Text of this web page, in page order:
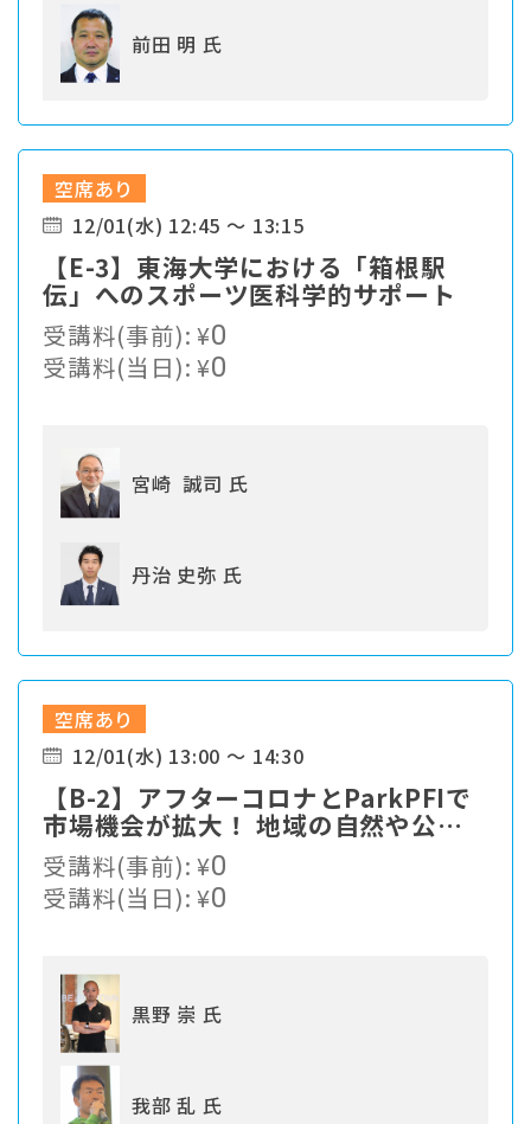
前田 明 氏
空席あり
12/01(水) 12:45 ～ 13:15
【E-3】東海大学における「箱根駅
伝」へのスポーツ医科学的サポート
受講料(事前):¥0
受講料(当日):¥0
宮崎 誠司 氏
丹治 史弥 氏
空席あり
12/01(水) 13:00 ～ 14:30
【B-2】アフターコロナとParkPFIで
市場機会が拡大！ 地域の自然や公園
で、アウトドアスポーツ&フィットネ
スを事業化する方法
受講料(事前):¥0
受講料(当日):¥0
黒野 崇 氏
我部 乱 氏